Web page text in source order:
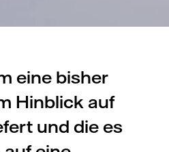
eine bisher
Hinblick auf
und die es